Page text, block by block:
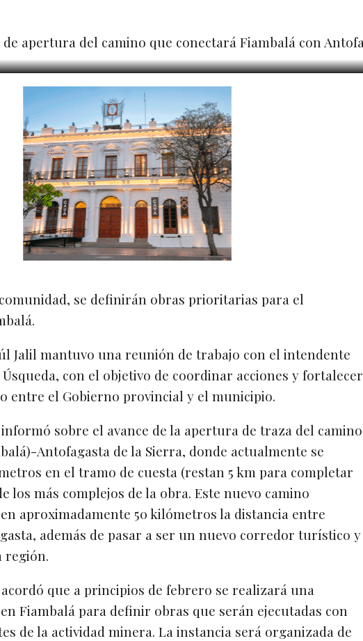
se definirán obras prioritarias para el
Jalil mantuvo una reunión de trabajo con el intendente
con el objetivo de coordinar acciones y fortalecer
entre el Gobierno provincial y el municipio.
sobre el avance de la apertura de traza del camino
Antofagasta de la Sierra, donde actualmente se
en el tramo de cuesta (restan 5 km para completar
los más complejos de la obra. Este nuevo camino
aproximadamente 50 kilómetros la distancia entre
además de pasar a ser un nuevo corredor turístico y
región.
que a principios de febrero se realizará una
Fiambalá para definir obras que serán ejecutadas con
de la actividad minera. La instancia será organizada de